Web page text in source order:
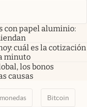
con papel aluminio:
cuál es la cotización
minuto
los bonos
causas
Bitcoin